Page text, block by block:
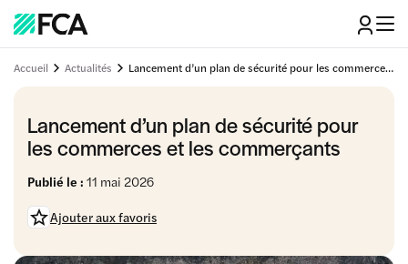
Accueil Actualités Lancement d’un plan de sécurité pour les commerces et les commerçants
Lancement d’un plan de sécurité pour
les commerces et les commerçants
Publié le : 11 mai 2026
Ajouter aux favoris